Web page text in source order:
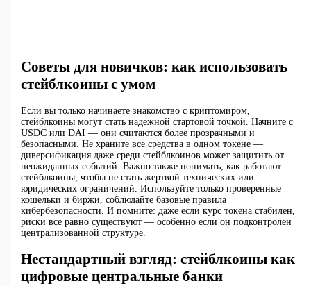
Советы для новичков: как использовать
стейблкоины с умом
Если вы только начинаете знакомство с криптомиром,
стейблкоины могут стать надежной стартовой точкой. Начните с
USDC или DAI — они считаются более прозрачными и
безопасными. Не храните все средства в одном токене —
диверсификация даже среди стейблкоинов может защитить от
неожиданных событий. Важно также понимать, как работают
стейблкоины, чтобы не стать жертвой технических или
юридических ограничений. Используйте только проверенные
кошельки и биржи, соблюдайте базовые правила
кибербезопасности. И помните: даже если курс токена стабилен,
риски все равно существуют — особенно если он подконтролен
централизованной структуре.
Нестандартный взгляд: стейблкоины как
цифровые центральные банки